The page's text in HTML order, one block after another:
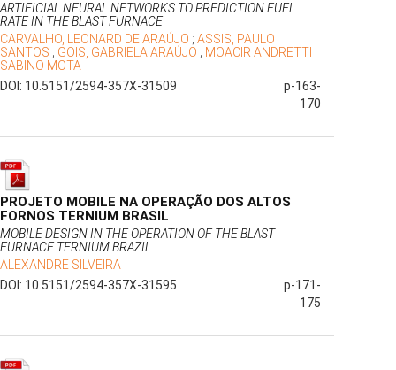
ARTIFICIAL NEURAL NETWORKS TO PREDICTION FUEL
RATE IN THE BLAST FURNACE
CARVALHO, LEONARD DE ARAÚJO ; ASSIS, PAULO
SANTOS ; GOIS, GABRIELA ARAÚJO ; MOACIR ANDRETTI
SABINO MOTA
DOI: 10.5151/2594-357X-31509
p-163-
170
PROJETO MOBILE NA OPERAÇÃO DOS ALTOS
FORNOS TERNIUM BRASIL
MOBILE DESIGN IN THE OPERATION OF THE BLAST
FURNACE TERNIUM BRAZIL
ALEXANDRE SILVEIRA
DOI: 10.5151/2594-357X-31595
p-171-
175